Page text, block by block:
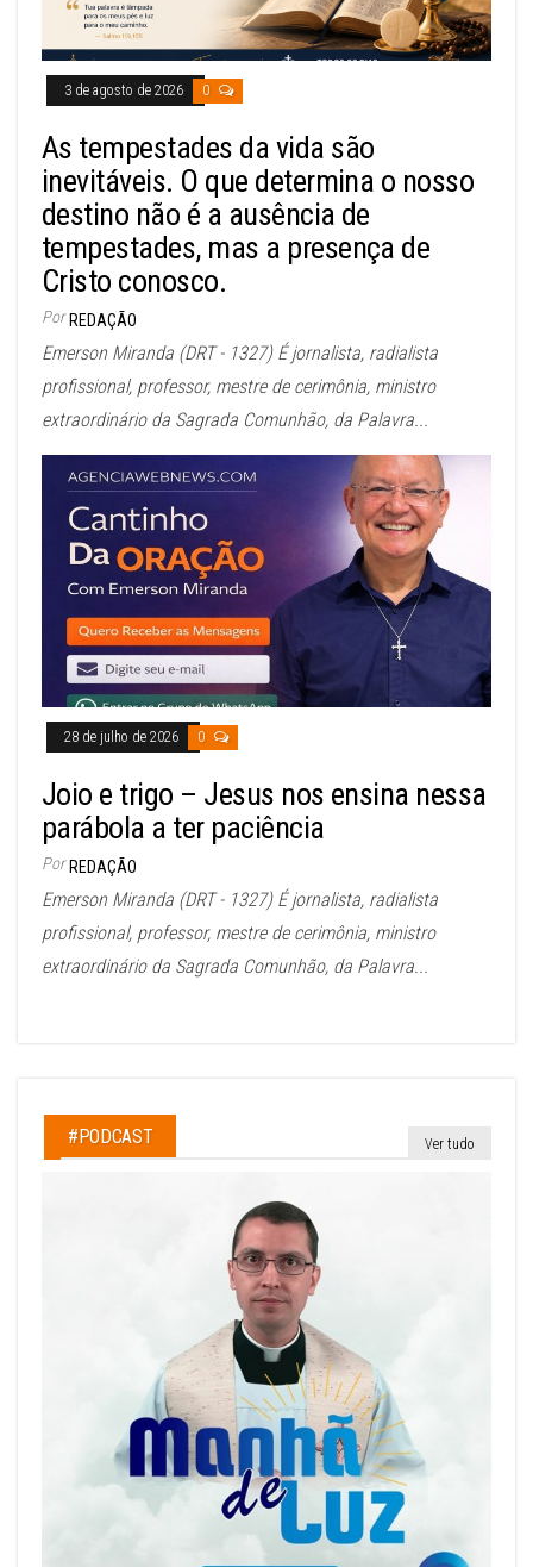
3 de agosto de 2026 0
As tempestades da vida são
inevitáveis. O que determina o nosso
destino não é a ausência de
tempestades, mas a presença de
Cristo conosco.
Por REDAÇÃO
Emerson Miranda (DRT - 1327) É jornalista, radialista
profissional, professor, mestre de cerimônia, ministro
extraordinário da Sagrada Comunhão, da Palavra...
28 de julho de 2026 0
Joio e trigo – Jesus nos ensina nessa
parábola a ter paciência
Por REDAÇÃO
Emerson Miranda (DRT - 1327) É jornalista, radialista
profissional, professor, mestre de cerimônia, ministro
extraordinário da Sagrada Comunhão, da Palavra...
#PODCAST Ver tudo